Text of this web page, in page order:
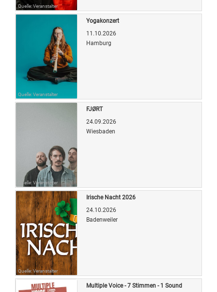
Quelle: Veranstalter
Quelle: Veranstalter
Yogakonzert
11.10.2026
Hamburg
Quelle: Veranstalter
FJØRT
24.09.2026
Wiesbaden
Quelle: Veranstalter
Irische Nacht 2026
24.10.2026
Badenweiler
Multiple Voice - 7 Stimmen - 1 Sound